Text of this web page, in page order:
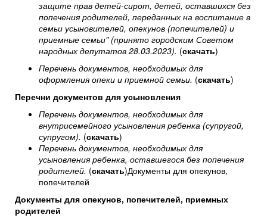
защите прав детей-сирот, детей, оставшихся без
попечения родителей, переданных на воспитание в
семьи усыновителей, опекунов (попечителей) и
приемные семьи" (принято городским Советом
народных депутатов 28.03.2023). (скачать)
Перечень документов, необходимых для
оформления опеки и приемной семьи. (скачать)
Перечни документов для усыновления
Перечень документов, необходимых для
внутрисемейного усыновления ребенка (супругой,
супругом). (скачать)
Перечень документов, необходимых для
усыновления ребенка, оставшегося без попечения
родителей. (скачать)Документы для опекунов,
попечителей
Документы для опекунов, попечителей, приемных
родителей